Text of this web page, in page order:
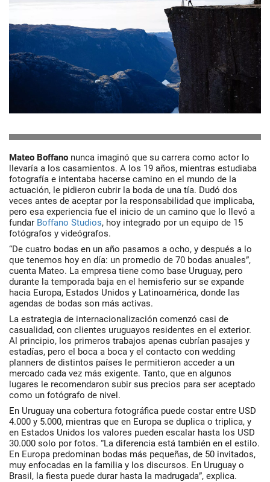
Mateo Boffano nunca imaginó que su carrera como actor lo
llevaría a los casamientos. A los 19 años, mientras estudiaba
fotografía e intentaba hacerse camino en el mundo de la
actuación, le pidieron cubrir la boda de una tía. Dudó dos
veces antes de aceptar por la responsabilidad que implicaba,
pero esa experiencia fue el inicio de un camino que lo llevó a
fundar Boffano Studios, hoy integrado por un equipo de 15
fotógrafos y videógrafos.
“De cuatro bodas en un año pasamos a ocho, y después a lo
que tenemos hoy en día: un promedio de 70 bodas anuales”,
cuenta Mateo. La empresa tiene como base Uruguay, pero
durante la temporada baja en el hemisferio sur se expande
hacia Europa, Estados Unidos y Latinoamérica, donde las
agendas de bodas son más activas.
La estrategia de internacionalización comenzó casi de
casualidad, con clientes uruguayos residentes en el exterior.
Al principio, los primeros trabajos apenas cubrían pasajes y
estadías, pero el boca a boca y el contacto con wedding
planners de distintos países le permitieron acceder a un
mercado cada vez más exigente. Tanto, que en algunos
lugares le recomendaron subir sus precios para ser aceptado
como un fotógrafo de nivel.
En Uruguay una cobertura fotográfica puede costar entre USD
4.000 y 5.000, mientras que en Europa se duplica o triplica, y
en Estados Unidos los valores pueden escalar hasta los USD
30.000 solo por fotos. “La diferencia está también en el estilo.
En Europa predominan bodas más pequeñas, de 50 invitados,
muy enfocadas en la familia y los discursos. En Uruguay o
Brasil, la fiesta puede durar hasta la madrugada”, explica.